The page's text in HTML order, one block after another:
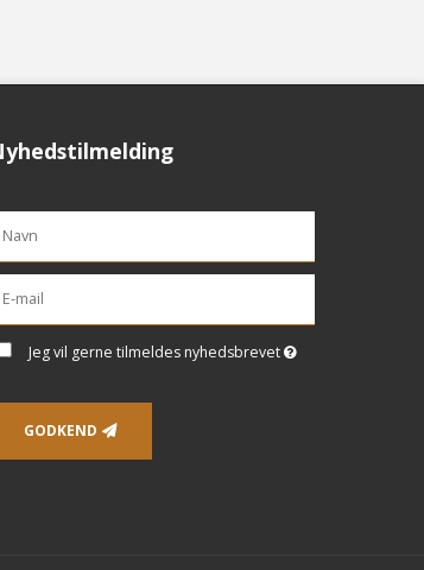
Jeg vil gerne tilmeldes nyhedsbrevet
GODKEND